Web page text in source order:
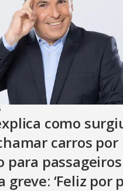
como
carros por
para passageiros
greve: ‘Feliz por